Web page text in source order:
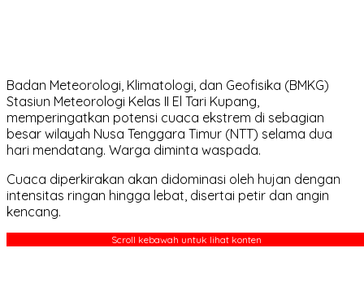
Badan Meteorologi, Klimatologi, dan Geofisika (BMKG)
Stasiun Meteorologi Kelas II El Tari Kupang,
memperingatkan potensi cuaca ekstrem di sebagian
besar wilayah Nusa Tenggara Timur (NTT) selama dua
hari mendatang. Warga diminta waspada.
Cuaca diperkirakan akan didominasi oleh hujan dengan
intensitas ringan hingga lebat, disertai petir dan angin
kencang.
Scroll kebawah untuk lihat konten